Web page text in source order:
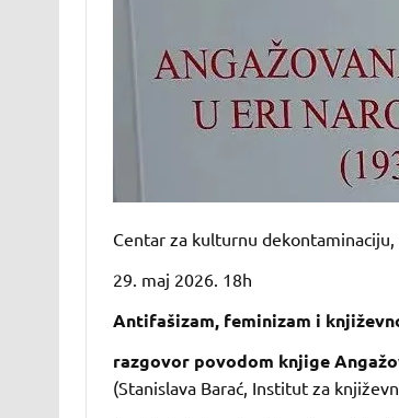
Centar za kulturnu dekontaminaciju,
29. maj 2026. 18h
Antifašizam, feminizam i
razgovor povodom knjige
(Stanislava Barać, Institut za